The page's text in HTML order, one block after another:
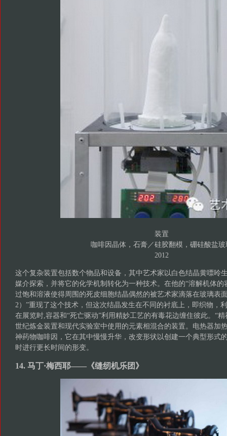
装置
咖啡因晶体，石膏／硅胶翻模，硼硅酸盐玻
2012
这个复杂装置包括数个物品和设备，其中艺术家以白色结晶黄嘌呤
媒介探索，并将它的化学机制转化为一种技术。在他的“溶解机体的
过饱和溶液使得周围的死皮细胞结晶偶然的被艺术家滴落在玻璃表
2）”重现了这个技术，但这次结晶发生在不同的衬底上，即织物，
在展览时,容器和“死亡驱动”利用精妙工艺的有毒花边缠住彼此。“
世纪炼金装置和现代实验室中使用的元素相混合的装置。电热器加
神药物咖啡因，它在其中慢慢升华，改变形状以创建一个典型形式
时进行更长时间的形变。
14. 马丁·梅西耶——《缝纫机乐团》